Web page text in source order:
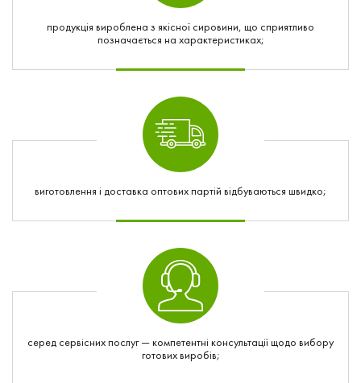
продукція вироблена з якісної сировини, що сприятливо
позначається на характеристиках;
виготовлення і доставка оптових партій відбуваються швидко;
серед сервісних послуг — компетентні консультації щодо вибору
готових виробів;